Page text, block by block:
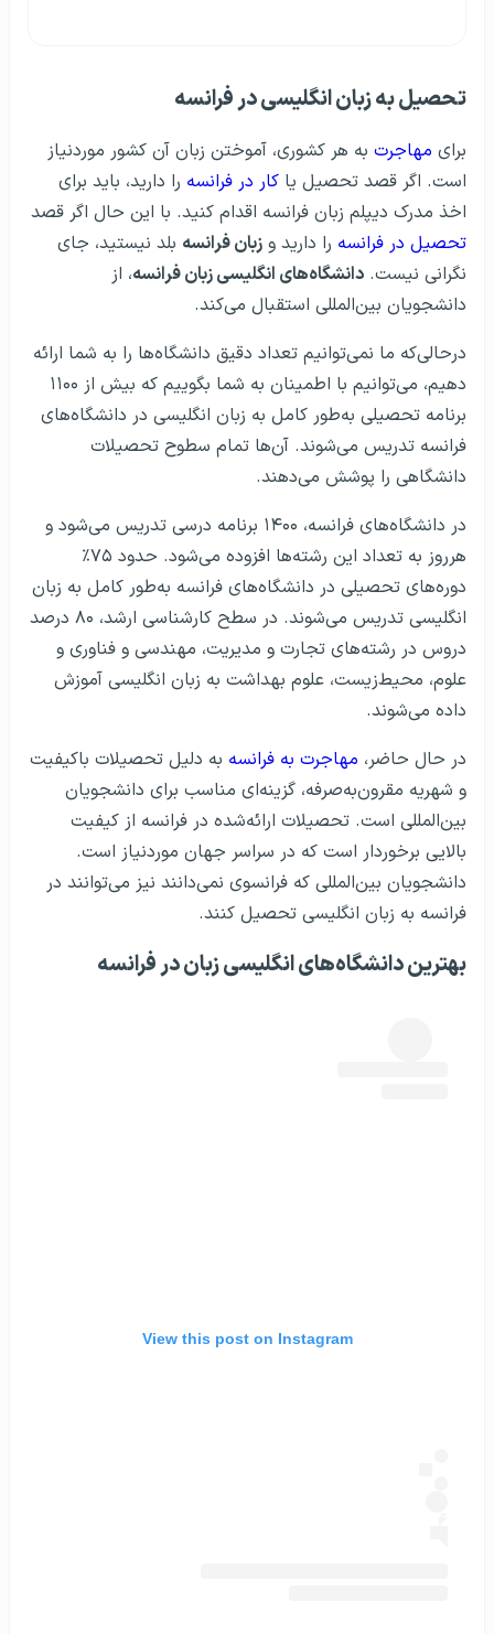
تحصیل به زبان انگلیسی در فرانسه
برای مهاجرت به هر کشوری، آموختن زبان آن کشور موردنیاز
است. اگر قصد تحصیل یا کار در فرانسه را دارید، باید برای
اخذ مدرک دیپلم زبان فرانسه اقدام کنید. با این حال اگر قصد
تحصیل در فرانسه را دارید و زبان فرانسه بلد نیستید، جای
نگرانی نیست. دانشگاه‌های انگلیسی زبان فرانسه، از
دانشجویان بین‌المللی استقبال می‌کند.
درحالی‌که ما نمی‌توانیم تعداد دقیق دانشگاه‌ها را به شما ارائه
دهیم، می‌توانیم با اطمینان به شما بگوییم که بیش از ۱۱۰۰
برنامه تحصیلی به‌طور کامل به زبان انگلیسی در دانشگاه‌های
فرانسه تدریس می‌شوند. آن‌ها تمام سطوح تحصیلات
دانشگاهی را پوشش می‌دهند.
در دانشگاه‌های فرانسه، ۱۴۰۰ برنامه درسی تدریس می‌شود و
هرروز به تعداد این رشته‌ها افزوده می‌شود. حدود ۷۵٪
دوره‌های تحصیلی در دانشگاه‌های فرانسه به‌طور کامل به زبان
انگلیسی تدریس می‌شوند. در سطح کارشناسی ارشد، ۸۰ درصد
دروس در رشته‌های تجارت و مدیریت، مهندسی و فناوری و
علوم، محیط‌زیست، علوم بهداشت به زبان انگلیسی آموزش
داده می‌شوند.
در حال حاضر، مهاجرت به فرانسه به دلیل تحصیلات باکیفیت
و شهریه مقرون‌به‌صرفه، گزینه‌ای مناسب برای دانشجویان
بین‌المللی است. تحصیلات ارائه‌شده در فرانسه از کیفیت
بالایی برخوردار است که در سراسر جهان موردنیاز است.
دانشجویان بین‌المللی که فرانسوی نمی‌دانند نیز می‌توانند در
فرانسه به زبان انگلیسی تحصیل کنند.
بهترین دانشگاه‌های انگلیسی زبان در فرانسه
View this post on Instagram